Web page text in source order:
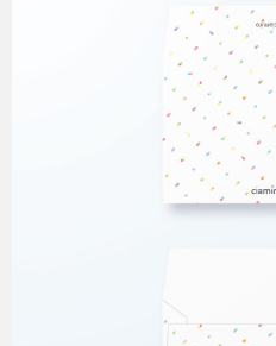
角2窓付（240×332mm）
長3封筒（120×235mm）
長3窓付（120×235mm）
洋長3封筒 （235×120mm）
長4（90×205mm）